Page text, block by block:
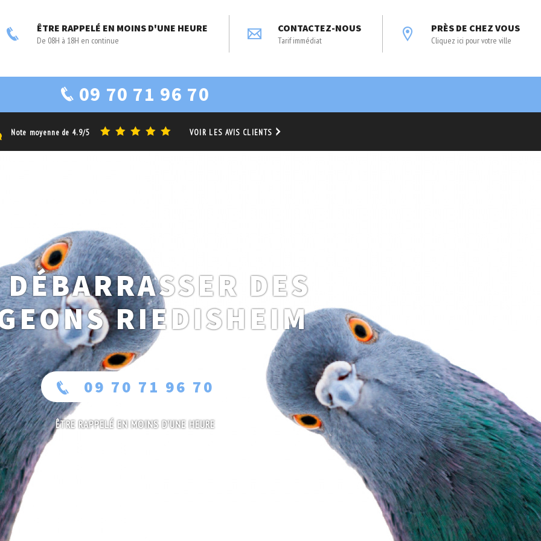
ÊTRE RAPPELÉ EN MOINS D'UNE HEURE
De 08H à 18H en continue
CONTACTEZ-NOUS
Tarif immédiat
PRÈS DE CHEZ VOUS
Cliquez ici pour votre ville
09 70 71 96 70
Note moyenne de4.9/5 VOIR LES AVIS CLIENTS
DÉBARRASSER DES
RIEDISHEIM
09 70 71 96 70
ÊTRE RAPPELÉ EN MOINS D'UNE HEURE